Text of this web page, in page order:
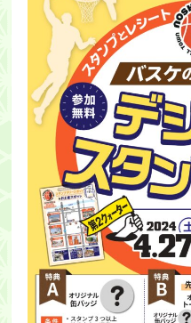
会員一覧
旅行のお申し込み
お問い合わせ